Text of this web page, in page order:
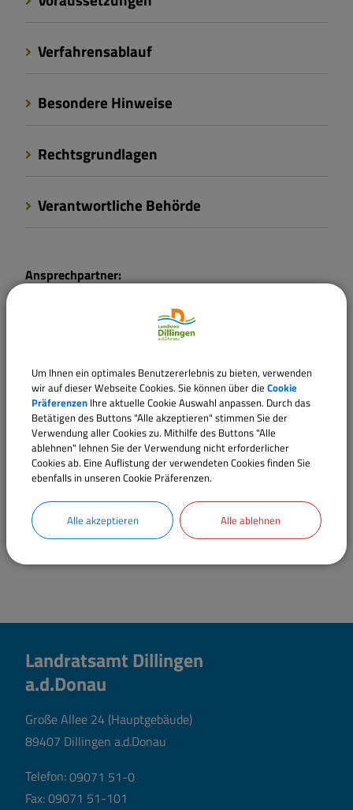
Verfahrensablauf
Besondere Hinweise
Rechtsgrundlagen
Verantwortliche Behörde
Ansprechpartner:
silvia.ehnle@landratsamt.dillingen.de
Sachgebiete
Fachbereich 41 - Abfallrecht, Immissionsschutz,
Bodenschutz
Landratsamt Dillingen
a.d.Donau
Große Allee 24 (Hauptgebäude)
89407 Dillingen a.d.Donau
Telefon:09071 51-0
Fax: 09071 51-101
Um Ihnen ein optimales Benutzererlebnis zu bieten, verwenden
wir auf dieser Webseite Cookies. Sie können über die Cookie
Präferenzen Ihre aktuelle Cookie Auswahl anpassen. Durch das
Betätigen des Buttons "Alle akzeptieren" stimmen Sie der
Verwendung aller Cookies zu. Mithilfe des Buttons "Alle
ablehnen" lehnen Sie der Verwendung nicht erforderlicher
Cookies ab. Eine Auflistung der verwendeten Cookies finden Sie
ebenfalls in unseren Cookie Präferenzen.
Alle akzeptieren Alle ablehnen